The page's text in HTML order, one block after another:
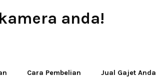
anda!
Cara Pembelian Jual Gajet Anda